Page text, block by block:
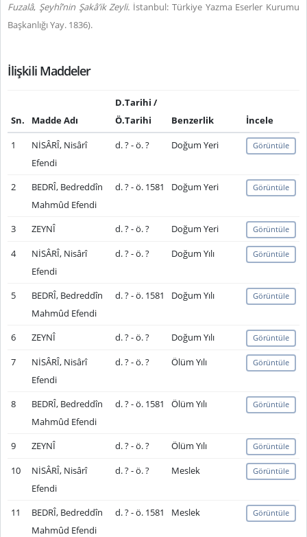
Fuzalâ, Şeyhî’nin Şakâ’ik Zeyli. İstanbul: Türkiye Yazma Eserler Kurumu
Başkanlığı Yay. 1836).
İlişkili Maddeler
Sn. Madde Adı
D.Tarihi /
Ö.Tarihi
Benzerlik
İncele
1
NİSÂRÎ, Nisârî
Efendi
d. ? - ö. ? Doğum Yeri Görüntüle
2
BEDRÎ, Bedreddîn
Mahmûd Efendi
d. ? - ö. 1581 Doğum Yeri Görüntüle
3 ZEYNÎ d. ? - ö. ? Doğum Yeri Görüntüle
4
NİSÂRÎ, Nisârî
Efendi
d. ? - ö. ? Doğum Yılı Görüntüle
5
BEDRÎ, Bedreddîn
Mahmûd Efendi
d. ? - ö. 1581 Doğum Yılı Görüntüle
6 ZEYNÎ d. ? - ö. ? Doğum Yılı Görüntüle
7
NİSÂRÎ, Nisârî
Efendi
d. ? - ö. ? Ölüm Yılı Görüntüle
8
BEDRÎ, Bedreddîn
Mahmûd Efendi
d. ? - ö. 1581 Ölüm Yılı Görüntüle
9 ZEYNÎ d. ? - ö. ? Ölüm Yılı Görüntüle
10
NİSÂRÎ, Nisârî
Efendi
d. ? - ö. ? Meslek Görüntüle
11
BEDRÎ, Bedreddîn
Mahmûd Efendi
d. ? - ö. 1581 Meslek Görüntüle